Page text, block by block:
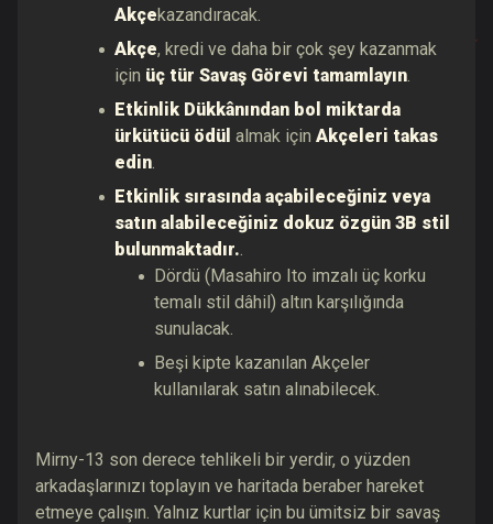
Akçekazandıracak.
Akçe, kredi ve daha bir çok şey kazanmak
için üç tür Savaş Görevi tamamlayın.
Etkinlik Dükkânından bol miktarda
ürkütücü ödül almak için Akçeleri takas
edin.
Etkinlik sırasında açabileceğiniz veya
satın alabileceğiniz dokuz özgün 3B stil
bulunmaktadır..
Dördü (Masahiro Ito imzalı üç korku
temalı stil dâhil) altın karşılığında
sunulacak.
Beşi kipte kazanılan Akçeler
kullanılarak satın alınabilecek.
Mirny-13 son derece tehlikeli bir yerdir, o yüzden
arkadaşlarınızı toplayın ve haritada beraber hareket
etmeye çalışın. Yalnız kurtlar için bu ümitsiz bir savaş